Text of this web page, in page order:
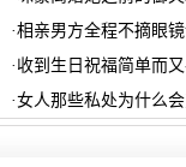
·相亲男方全程不摘眼
· 收到生日祝福简单而
·女人那些私处为什么